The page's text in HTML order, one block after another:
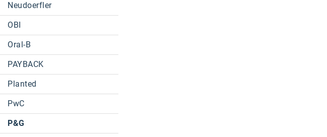
Neudoerfler
OBI
Oral-B
PAYBACK
Planted
PwC
P&G